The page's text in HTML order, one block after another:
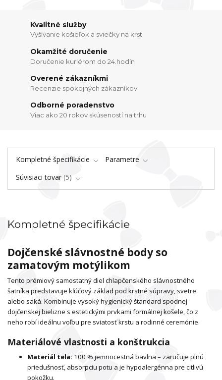
Kvalitné služby
Vyšívanie košieľok a sviečky na krst
Okamžité doručenie
Doručenie kuriérom do 24.hodín
Overené zákazníkmi
Recenzie spokojných zákazníkov
Odborné poradenstvo
Viac ako 20 rokov skúseností na trhu
Kompletné špecifikácie
Parametre
Súvisiaci tovar 5
Kompletné špecifikácie
Dojčenské slávnostné body so
zamatovým motýlikom
Tento prémiový samostatný diel chlapčenského slávnostného
šatníka predstavuje kľúčový základ pod krstné súpravy, svetre
alebo saká. Kombinuje vysoký hygienický štandard spodnej
dojčenskej bielizne s estetickými prvkami formálnej košele, čo z
neho robí ideálnu voľbu pre sviatosť krstu a rodinné ceremónie.
Materiálové vlastnosti a konštrukcia
Materiál tela: 100 % jemnocestná bavlna – zaručuje plnú
priedušnosť, absorpciu potu a je hypoalergénna pre citlivú
pokožku.